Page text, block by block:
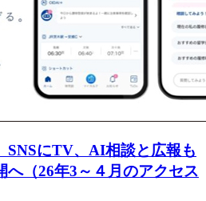
SNSにTV、AI相談と広報も
へ（26年3～４月のアクセス